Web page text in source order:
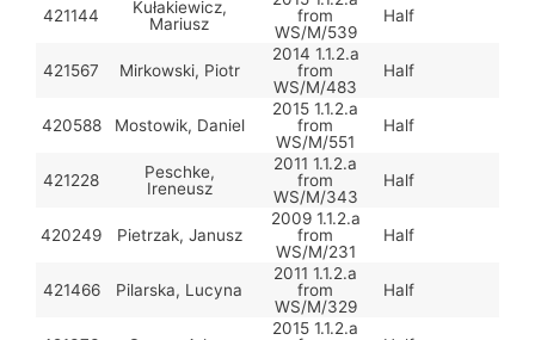
421144
Kułakiewicz,
Mariusz
from
WS/M/539
Half
421567 Mirkowski, Piotr
2014 1.1.2.a
from
WS/M/483
Half
420588 Mostowik, Daniel
2015 1.1.2.a
from
WS/M/551
Half
421228
Peschke,
Ireneusz
2011 1.1.2.a
from
WS/M/343
Half
420249 Pietrzak, Janusz
2009 1.1.2.a
from
WS/M/231
Half
421466 Pilarska, Lucyna
2011 1.1.2.a
from
WS/M/329
Half
2015 1.1.2.a